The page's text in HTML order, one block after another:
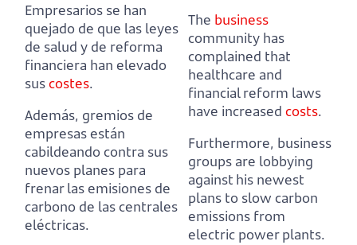
Empresarios se han
quejado de que las leyes
de salud y de reforma
financiera han elevado
suscostes.
Además, gremios de
empresas están
cabildeando contra sus
nuevos planes para
frenar las emisiones de
carbono de las centrales
eléctricas.
The business
community has
complained that
healthcare and
financial reform laws
have increased costs.
Furthermore, business
groups are lobbying
against his newest
plans to slow carbon
emissions from
electric power plants.